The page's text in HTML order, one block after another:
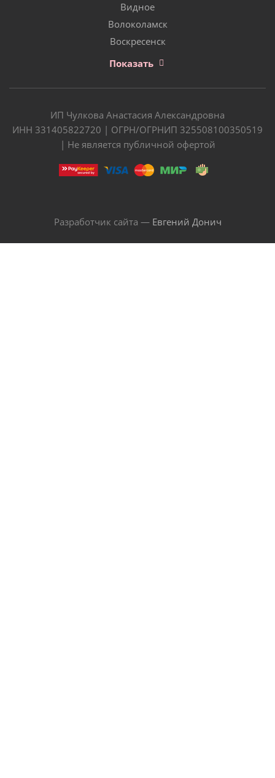
Видное
Волоколамск
Воскресенск
Показать
ИП Чулкова Анастасия Александровна
ИНН 331405822720 | ОГРН/ОГРНИП 325508100350519
| Не является публичной офертой
Разработчик сайта — Евгений Донич